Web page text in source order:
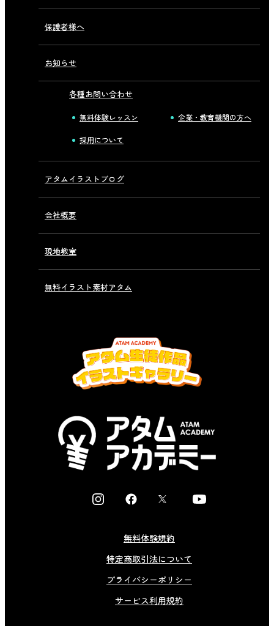
保護者様へ
お知らせ
各種お問い合わせ
無料体験レッスン 企業・教育機関の方へ
採用について
アタムイラストブログ
会社概要
現地教室
無料イラスト素材アタム
I
a
g
F
e
b
o
k
X
Y
無料体験規約
特定商取引法について
プライバシーポリシー
サービス利用規約